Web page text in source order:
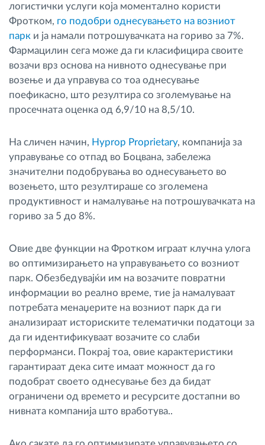
логистички услуги која моментално користи
Фротком, го подобри однесувањето на возниот
парк и ја намали потрошувачката на гориво за 7%.
Фармацилин сега може да ги класифицира своите
возачи врз основа на нивното однесување при
возење и да управува со тоа однесување
поефикасно, што резултира со зголемување на
просечната оценка од 6,9/10 на 8,5/10.
На сличен начин, Hyprop Proprietary, компанија за
управување со отпад во Боцвана, забележа
значителни подобрувања во однесувањето во
возењето, што резултираше со зголемена
продуктивност и намалување на потрошувачката на
гориво за 5 до 8%.
Овие две функции на Фротком играат клучна улога
во оптимизирањето на управувањето со возниот
парк. Обезбедувајќи им на возачите повратни
информации во реално време, тие ја намалуваат
потребата менаџерите на возниот парк да ги
анализираат историските телематички податоци за
да ги идентификуваат возачите со слаби
перформанси. Покрај тоа, овие карактеристики
гарантираат дека сите имаат можност да го
подобрат своето однесување без да бидат
ограничени од времето и ресурсите достапни во
нивната компанија што вработува..